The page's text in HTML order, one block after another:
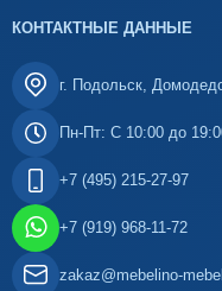
КОНТАКТНЫЕ ДАННЫЕ
г. Подольск,
Пн-Пт: С 10:00 до
+7 (495) 215-27-97
+7 (919) 968-11-72
zakaz@mebelino-